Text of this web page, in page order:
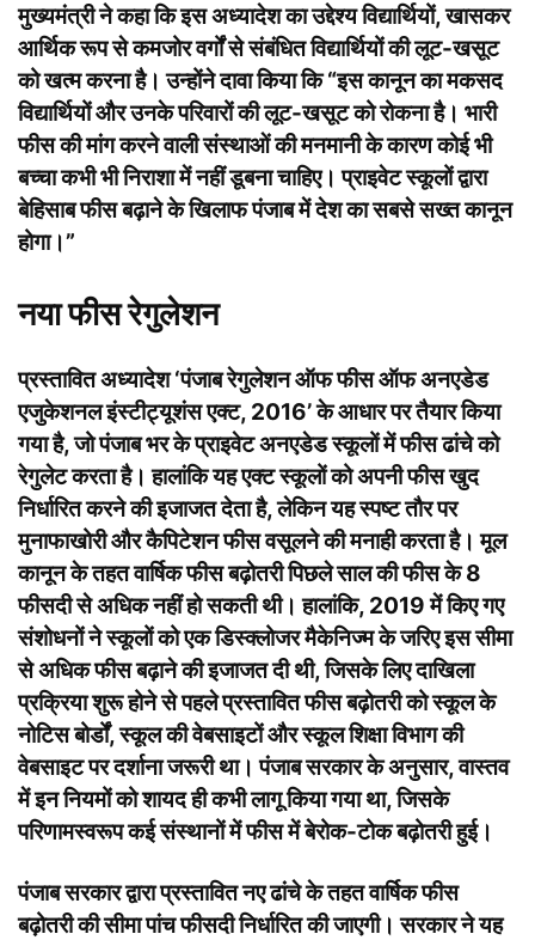
मुख्यमंत्री ने कहा कि इस अध्यादेश का उद्देश्य विद्यार्थियों, खासकर
आर्थिक रूप से कमजोर वर्गों से संबंधित विद्यार्थियों की लूट-खसूट
को खत्म करना है। उन्होंने दावा किया कि “इस कानून का मकसद
विद्यार्थियों और उनके परिवारों की लूट-खसूट को रोकना है। भारी
फीस की मांग करने वाली संस्थाओं की मनमानी के कारण कोई भी
बच्चा कभी भी निराशा में नहीं डूबना चाहिए। प्राइवेट स्कूलों द्वारा
बेहिसाब फीस बढ़ाने के खिलाफ पंजाब में देश का सबसे सख्त कानून
होगा।”
नया फीस रेगुलेशन
प्रस्तावित अध्यादेश ‘पंजाब रेगुलेशन ऑफ फीस ऑफ अनएडेड
एजुकेशनल इंस्टीट्यूशंस एक्ट, 2016’ के आधार पर तैयार किया
गया है, जो पंजाब भर के प्राइवेट अनएडेड स्कूलों में फीस ढांचे को
रेगुलेट करता है। हालांकि यह एक्ट स्कूलों को अपनी फीस खुद
निर्धारित करने की इजाजत देता है, लेकिन यह स्पष्ट तौर पर
मुनाफाखोरी और कैपिटेशन फीस वसूलने की मनाही करता है। मूल
कानून के तहत वार्षिक फीस बढ़ोतरी पिछले साल की फीस के 8
फीसदी से अधिक नहीं हो सकती थी। हालांकि, 2019 में किए गए
संशोधनों ने स्कूलों को एक डिस्क्लोजर मैकेनिज्म के जरिए इस सीमा
से अधिक फीस बढ़ाने की इजाजत दी थी, जिसके लिए दाखिला
प्रक्रिया शुरू होने से पहले प्रस्तावित फीस बढ़ोतरी को स्कूल के
नोटिस बोर्डों, स्कूल की वेबसाइटों और स्कूल शिक्षा विभाग की
वेबसाइट पर दर्शाना जरूरी था। पंजाब सरकार के अनुसार, वास्तव
में इन नियमों को शायद ही कभी लागू किया गया था, जिसके
परिणामस्वरूप कई संस्थानों में फीस में बेरोक-टोक बढ़ोतरी हुई।
पंजाब सरकार द्वारा प्रस्तावित नए ढांचे के तहत वार्षिक फीस
बढ़ोतरी की सीमा पांच फीसदी निर्धारित की जाएगी। सरकार ने यह